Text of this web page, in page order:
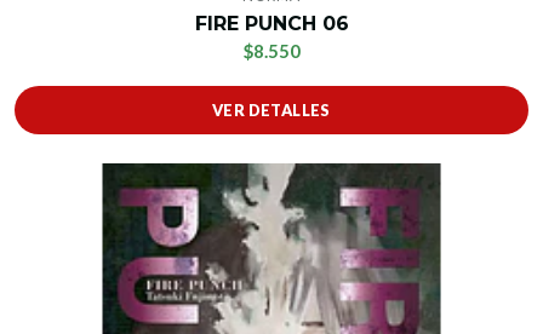
FIRE PUNCH 06
$8.550
VER DETALLES